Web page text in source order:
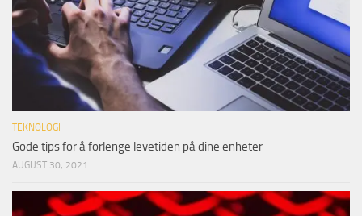
TEKNOLOGI
Gode tips for å forlenge levetiden på dine enheter
AUGUST 30, 2021